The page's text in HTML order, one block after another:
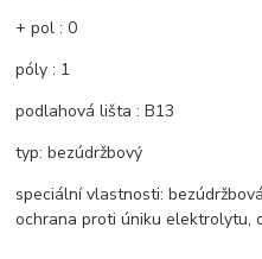
+ pol : 0
póly : 1
podlahová lišta : B13
typ: bezúdržbový
speciální vlastnosti:
ochrana proti úniku elektrolytu,